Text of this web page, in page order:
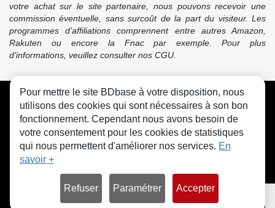
votre achat sur le site partenaire, nous pouvons recevoir une
commission éventuelle, sans surcoût de la part du visiteur. Les
programmes d’affiliations comprennent entre autres Amazon,
Rakuten ou encore la Fnac par exemple. Pour plus
d’informations, veuillez consulter nos CGU.
CGU FAQ Contact Cookies
Pour mettre le site BDbase à votre disposition, nous
utilisons des cookies qui sont nécessaires à son bon
fonctionnement. Cependant nous avons besoin de
votre consentement pour les cookies de statistiques
qui nous permettent d'améliorer nos services. En
savoir +
Refuser Paramétrer Accepter